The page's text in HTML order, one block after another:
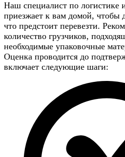
Наш специалист по логистике
приезжает к вам домой, чтобы
что предстоит перевезти.
количество грузчиков,
необходимые упаковочные
Оценка проводится до
включает следующие шаги: